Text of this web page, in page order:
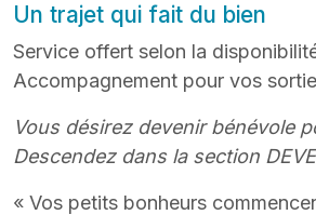
Un trajet qui fait du bien
Service offert selon la
Accompagnement pour vos
Vous désirez devenir bénévole
Descendez dans la section
« Vos petits bonheurs